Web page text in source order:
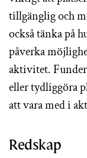
tillgänglig och
också tänka på
påverka
aktivitet.
eller tydliggöra
att vara med i
Redskap